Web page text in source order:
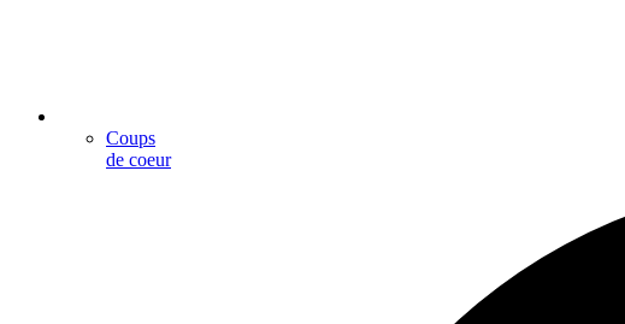
Coups
de coeur